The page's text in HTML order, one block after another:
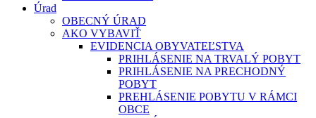
Úrad
OBECNÝ ÚRAD
AKO VYBAVIŤ
EVIDENCIA OBYVATEĽSTVA
PRIHLÁSENIE NA TRVALÝ POBYT
PRIHLÁSENIE NA PRECHODNÝ
POBYT
PREHLÁSENIE POBYTU V RÁMCI
OBCE